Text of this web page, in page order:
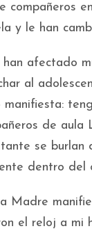
compañeros
y le han
han afectado
al
manifiesta:
de aula
se burlan
dentro del
Madre
el reloj a mi